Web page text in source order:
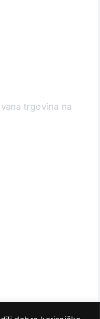
trgovina na